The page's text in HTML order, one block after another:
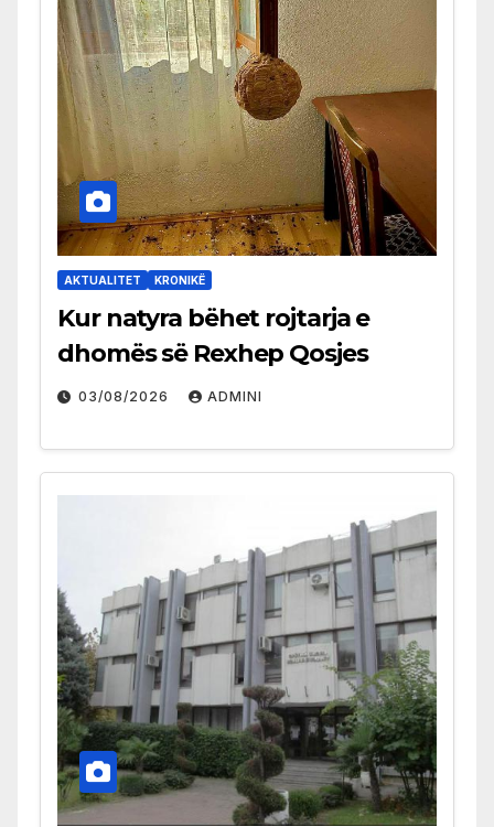
AKTUALITET KRONIKË
Kur natyra bëhet rojtarja e
dhomës së Rexhep Qosjes
03/08/2026 ADMINI